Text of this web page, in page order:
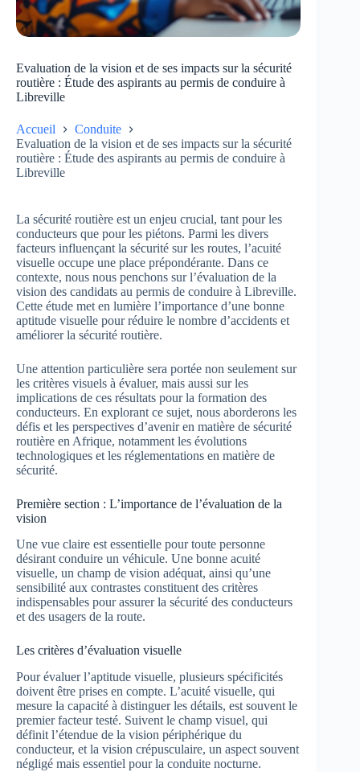
Evaluation de la vision et de ses impacts sur la sécurité
routière : Étude des aspirants au permis de conduire à
Libreville
Accueil
Conduite
Evaluation de la vision et de ses impacts sur la sécurité
routière : Étude des aspirants au permis de conduire à
Libreville
La sécurité routière est un enjeu crucial, tant pour les
conducteurs que pour les piétons. Parmi les divers
facteurs influençant la sécurité sur les routes, l’acuité
visuelle occupe une place prépondérante. Dans ce
contexte, nous nous penchons sur l’évaluation de la
vision des candidats au permis de conduire à Libreville.
Cette étude met en lumière l’importance d’une bonne
aptitude visuelle pour réduire le nombre d’accidents et
améliorer la sécurité routière.
Une attention particulière sera portée non seulement sur
les critères visuels à évaluer, mais aussi sur les
implications de ces résultats pour la formation des
conducteurs. En explorant ce sujet, nous aborderons les
défis et les perspectives d’avenir en matière de sécurité
routière en Afrique, notamment les évolutions
technologiques et les réglementations en matière de
sécurité.
Première section : L’importance de l’évaluation de la
vision
Une vue claire est essentielle pour toute personne
désirant conduire un véhicule. Une bonne acuité
visuelle, un champ de vision adéquat, ainsi qu’une
sensibilité aux contrastes constituent des critères
indispensables pour assurer la sécurité des conducteurs
et des usagers de la route.
Les critères d’évaluation visuelle
Pour évaluer l’aptitude visuelle, plusieurs spécificités
doivent être prises en compte. L’acuité visuelle, qui
mesure la capacité à distinguer les détails, est souvent le
premier facteur testé. Suivent le champ visuel, qui
définit l’étendue de la vision périphérique du
conducteur, et la vision crépusculaire, un aspect souvent
négligé mais essentiel pour la conduite nocturne.